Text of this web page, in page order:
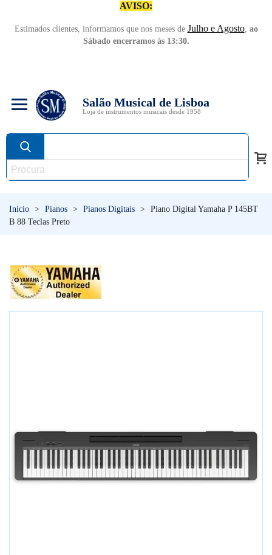
AVISO:
Estimados clientes, informamos que nos meses de Julho e Agosto, ao
Sábado encerramos às 13:30.
Salão Musical de Lisboa
Loja de instrumentos musicais desde 1958
Início > Pianos > Pianos Digitais >
Piano Digital Yamaha P 145BT
B 88 Teclas Preto